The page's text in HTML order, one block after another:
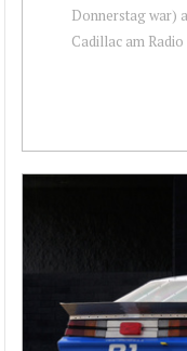
Donnerstag war)
Cadillac am